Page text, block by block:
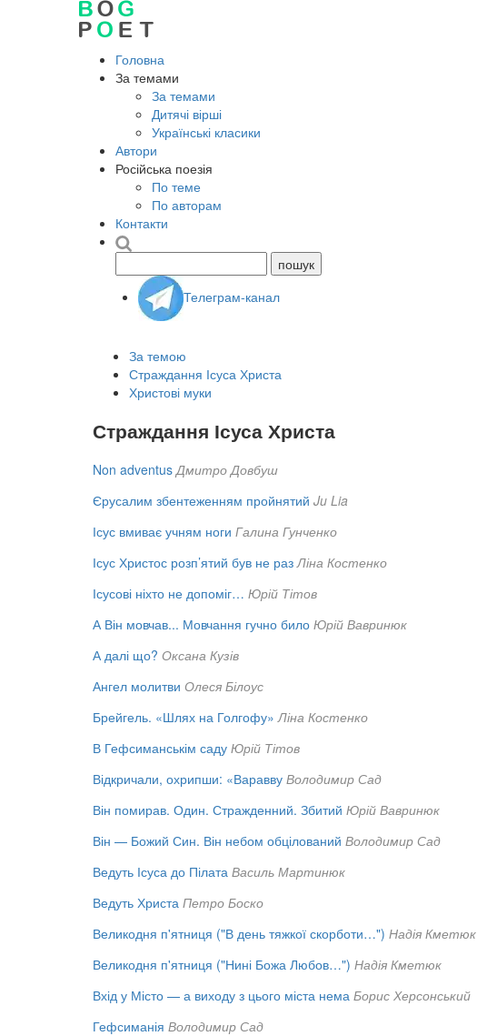
Головна
За темами
За темами
Дитячі вірші
Українські класики
Автори
Російська поезія
По теме
По авторам
Контакти
Телеграм-канал
За темою
Страждання Ісуса Христа
Христові муки
Страждання Ісуса Христа
Non adventus Дмитро Довбуш
Єрусалим збентеженням пройнятий Ju Lia
Ісус вмиває учням ноги Галина Гунченко
Ісус Христос розп’ятий був не раз Ліна Костенко
Ісусові ніхто не допоміг… Юрій Тітов
А Він мовчав... Мовчання гучно било Юрій Вавринюк
А далі що? Оксана Кузів
Ангел молитви Олеся Білоус
Брейгель. «Шлях на Голгофу» Ліна Костенко
В Гефсиманськім саду Юрій Тітов
Відкричали, охрипши: «Варавву Володимир Сад
Він помирав. Один. Стражденний. Збитий Юрій Вавринюк
Він — Божий Син. Він небом обцілований Володимир Сад
Ведуть Ісуса до Пілата Василь Мартинюк
Ведуть Христа Петро Боско
Великодня п'ятниця ("В день тяжкої скорботи…") Надія Кметюк
Великодня п'ятниця ("Нині Божа Любов…") Надія Кметюк
Вхід у Місто — а виходу з цього міста нема Борис Херсонський
Гефсиманія Володимир Сад